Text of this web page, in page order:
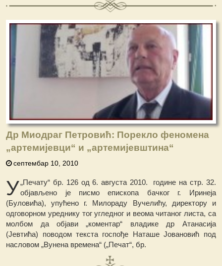
Др Миодраг Петровић: Порекло феномена
„артемијевци“ и „артемијевштина“
септембар 10, 2010
У„Печату“ бр. 126 од 6. августа 2010. године на стр. 32.
објављено је писмо епископа бачког г. Иринеја
(Буловића), упућено г. Милораду Вучелићу, директору и
одговорном уреднику тог угледног и веома читаног листа, са
молбом да објави „коментар“ владике др Атанасија
(Јевтића) поводом текста госпође Наташе Јовановић под
насловом „Вунена времена“ („Печат“, бр.